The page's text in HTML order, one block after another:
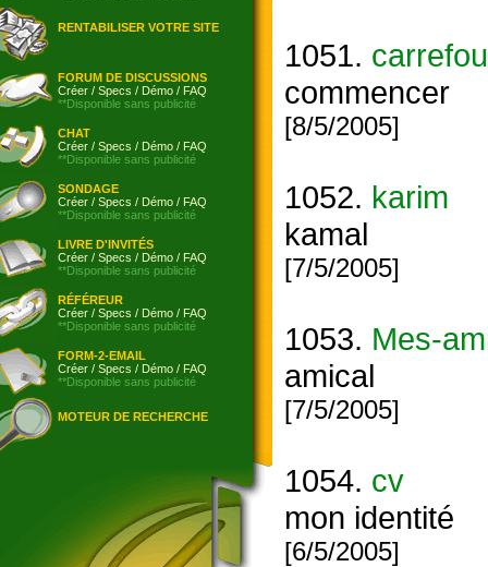
RENTABILISER VOTRE SITE
FORUM DE DISCUSSIONS
Créer / Specs / Démo / FAQ
**Disponible sans publicité
CHAT
Créer / Specs / Démo / FAQ
**Disponible sans publicité
SONDAGE
Créer / Specs / Démo / FAQ
**Disponible sans publicité
LIVRE D'INVITÉS
Créer / Specs / Démo / FAQ
**Disponible sans publicité
RÉFÉREUR
Créer / Specs / Démo / FAQ
**Disponible sans publicité
FORM-2-EMAIL
Créer / Specs / Démo / FAQ
**Disponible sans publicité
MOTEUR DE RECHERCHE
1051.
commencer
[8/5/2005]
1052. karim
kamal
[7/5/2005]
1053. Mes-
amical
[7/5/2005]
1054. cv
mon identité
[6/5/2005]